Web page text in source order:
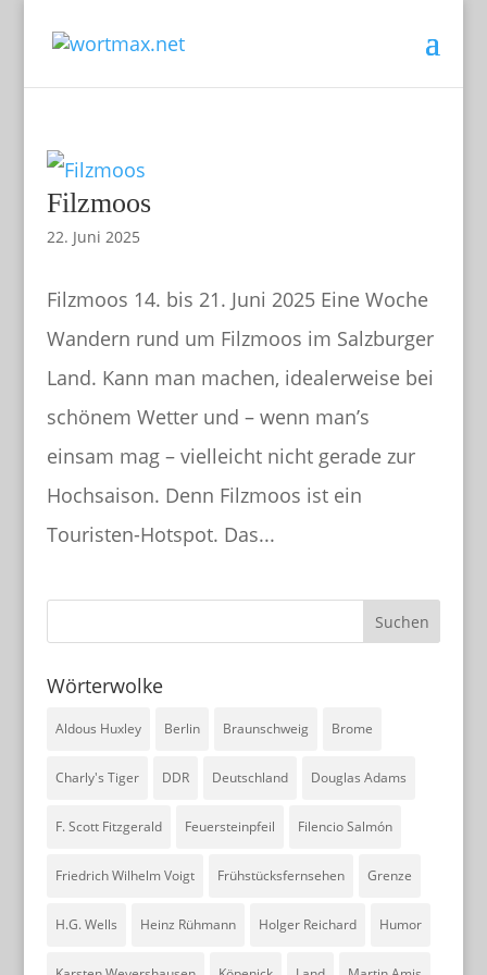
Filzmoos
22. Juni 2025
Filzmoos 14. bis 21. Juni 2025 Eine Woche
Wandern rund um Filzmoos im Salzburger
Land. Kann man machen, idealerweise bei
schönem Wetter und – wenn man’s
einsam mag – vielleicht nicht gerade zur
Hochsaison. Denn Filzmoos ist ein
Touristen-Hotspot. Das...
Wörterwolke
Aldous Huxley Berlin Braunschweig Brome
Charly's Tiger DDR Deutschland Douglas Adams
F. Scott Fitzgerald Feuersteinpfeil Filencio Salmón
Friedrich Wilhelm Voigt Frühstücksfernsehen Grenze
H.G. Wells Heinz Rühmann Holger Reichard Humor
WORTMAX
www.wortmax.de
Buchvorstellungen und Beobachtungen
Das Kreativ-Netzwerk
KONTAKT
www.wortmax.net
RECHTLICHES